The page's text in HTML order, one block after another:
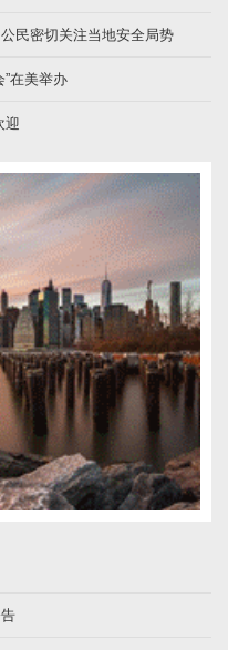
民密切关注当地安全局势
在美举办
迎